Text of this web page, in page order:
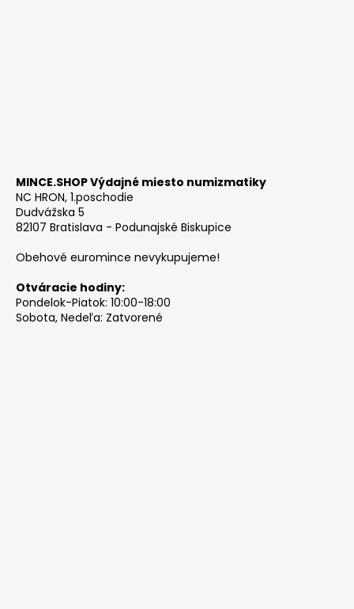
MINCE.SHOP Výdajné miesto numizmatiky
NC HRON, 1.poschodie
Dudvážska 5
82107 Bratislava - Podunajské Biskupice
Obehové euromince nevykupujeme!
Otváracie hodiny:
Pondelok-Piatok: 10:00-18:00
Sobota, Nedeľa: Zatvorené